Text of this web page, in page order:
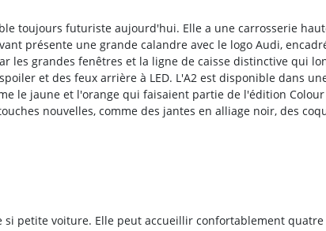
toujours futuriste aujourd'hui. Elle a une carrosserie
présente une grande calandre avec le logo Audi,
les grandes fenêtres et la ligne de caisse distinctive qui
et des feux arrière à LED. L'A2 est disponible dans
le jaune et l'orange qui faisaient partie de l'édition
nouvelles, comme des jantes en alliage noir, des
petite voiture. Elle peut accueillir confortablement quatre